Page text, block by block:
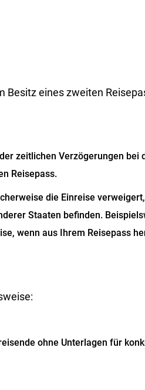
eines zweiten
zeitlichen Verzögerungen bei
Reisepass.
die Einreise
Staaten befinden.
wenn aus Ihrem Reisepass
ohne Unterlagen für